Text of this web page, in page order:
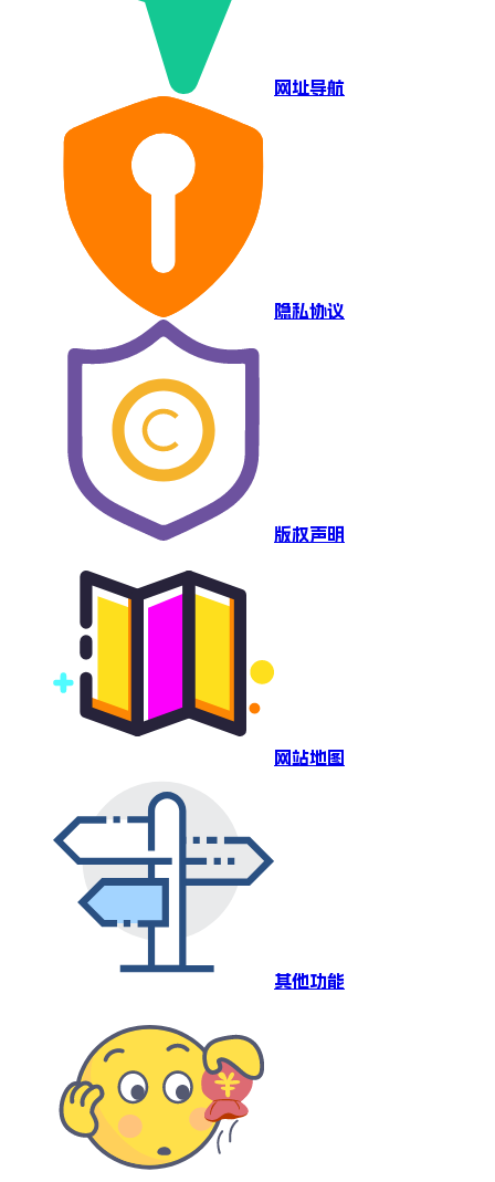
网址导航
隐私协议
版权声明
网站地图
其他功能